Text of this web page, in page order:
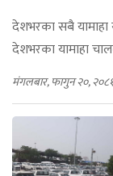
देशभरका सबै
देशभरका यामाहा
मंगलबार, फागुन २०, २०८१